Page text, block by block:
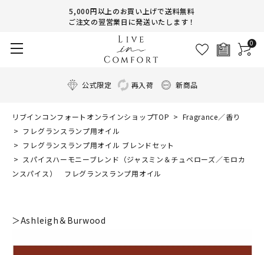
5,000円以上のお買い上げで送料無料
ご注文の翌営業日に発送いたします！
0
公式限定 再入荷 新商品
リブインコンフォートオンラインショップTOP
Fragrance／香り
フレグランスランプ用オイル
フレグランスランプ用オイル ブレンドセット
スパイスハーモニーブレンド（ジャスミン＆チュベローズ／モロカ
ンスパイス） フレグランスランプ用オイル
＞Ashleigh＆Burwood